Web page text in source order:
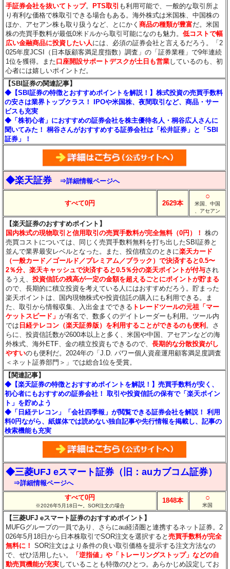
手証券会社を抜いてトップ。 PTS取引 も利用可能で、一般的な取引所よ
り有利な価格で株取引できる場合もある。海外株式は米国株、中国株の
ほか、アセアン株も取り扱うなど、とにかく商品の種類が豊富だ。米国
株の売買手数料が最低0米ドルから取引可能になのも魅力。低コストで幅
広い金融商品に投資したい人には、必須の証券会社と言えるだろう。「2
025年度JCSI（日本版顧客満足度指数）調査」の「証券業種」で9年連続
1位を獲得。また口座開設サポートデスクが土日も営業しているのも、初
心者には嬉しいポイントだ。
【SBI証券の関連記事】
◆【SBI証券の特徴とおすすめポイントを解説！】株式投資の売買手数料
の安さは業界トップクラス！ IPOや米国株、夜間取引など、商品・サー
ビスも充実
◆「株初心者」におすすめの証券会社を株主優待名人・桐谷広人さんに
聞いてみた！ 桐谷さんがおすすめする証券会社は「松井証券」と「SBI
証券」！
◆楽天証券 ⇒詳細情報ページへ
すべて0円 2629本
○
米国、中国
、アセアン
【楽天証券のおすすめポイント】
国内株式の現物取引と信用取引の売買手数料が完全無料（0円）！ 株の
売買コストについては、同じく売買手数料無料を打ち出したSBI証券と
並んで業界最安レベルとなった。また、投信積立のときに楽天カード
（一般カード／ゴールド／プレミアム／ブラック）で決済すると0.5〜
2％分、楽天キャッシュで決済すると0.5％分の楽天ポイントが付与され
るうえ、投資信託の残高が一定の金額を超えるごとにポイントが貯まる
ので、長期的に積立投資を考えている人にはおすすめだろう。貯まった
楽天ポイントは、国内現物株式や投資信託の購入にも利用できる。ま
た、取引から情報収集、入出金までできる トレードツールの元祖「マー
ケットスピード」が有名で、数多くのデイトレーダーも利用。ツール内
では 日経テレコン（楽天証券版）を利用することができるのも便利 。さ
らに、投資信託数が2600本以上と多く、米国や中国、アセアンなどの海
外株式、海外ETF、金の積立投資もできるので、長期的な分散投資がし
やすいのも便利だ。2024年の「J.D. パワー個人資産運用顧客満足度調査
＜ネット証券部門＞」では総合1位を受賞。
【関連記事】
◆【楽天証券の特徴とおすすめポイントを解説！】売買手数料が安く、
初心者にもおすすめの証券会社！ 取引や投資信託の保有で「楽天ポイン
ト」を貯めよう
◆「日経テレコン」「会社四季報」が閲覧できる証券会社を解説！ 利用
料0円ながら、紙媒体では読めない独自記事や先行情報を掲載し、記事の
検索機能も充実
◆三菱UFJ eスマート証券（旧：auカブコム証券）
⇒詳細情報ページへ
すべて0円
※2026年5月18日〜。SOR注文の場合
1848本 ○
米国
【三菱UFJ eスマート証券のおすすめポイント】
MUFGグループの一員であり、さらにau経済圏と連携するネット証券。2
026年5月18日から日本株取引でSOR注文を選択すると売買手数料が完全
無料に！ SOR注文はより条件の良い取引価格を提示する注文方法なの
で、ぜひ活用したい。
「逆指値」や「トレーリングストップ」などの自
動売買機能が充実していることも特徴のひとつ。あらかじめ設定してお